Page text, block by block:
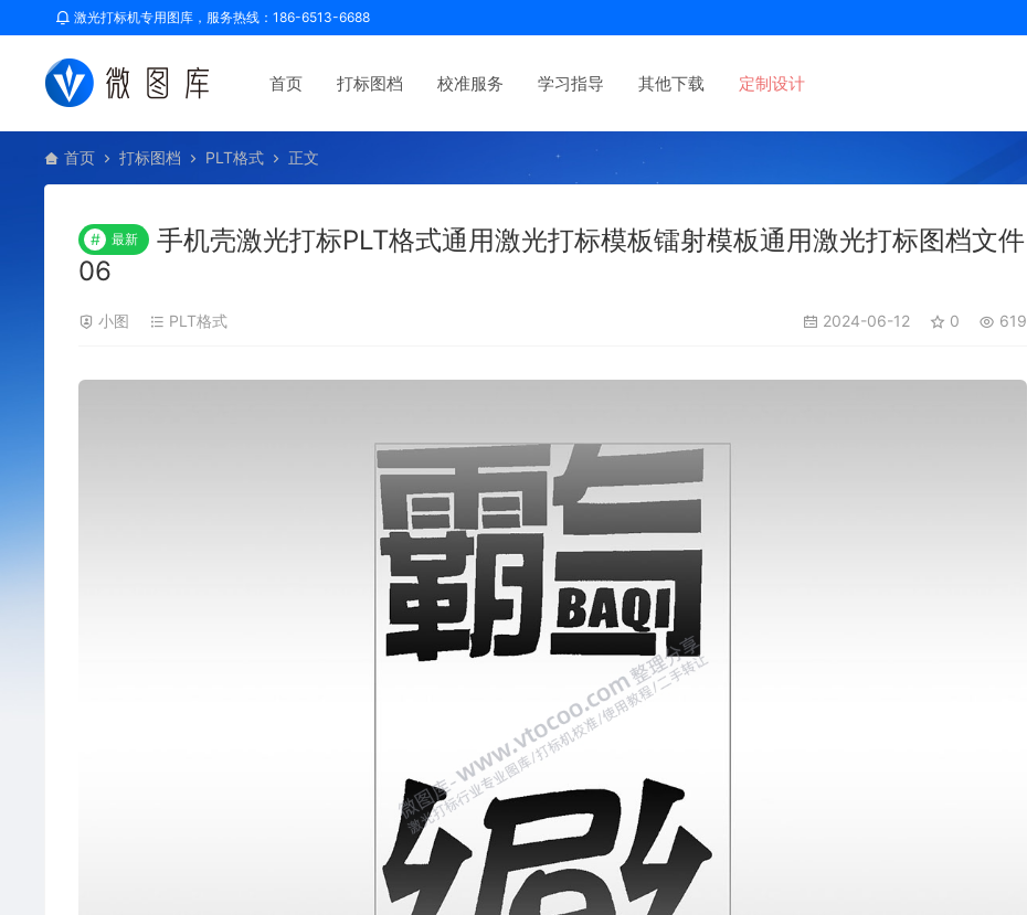
激光打标机专用图库，服务热线：186-6513-6688
首页 打标图档 校准服务 学习指导 其他下载 定制设计
首页 打标图档 PLT格式 正文
# 最新
手机壳激光打标PLT格式通用激光打标模板镭射模板通用激光打标图档文件
06
小图 PLT格式 2024-06-12 0 619